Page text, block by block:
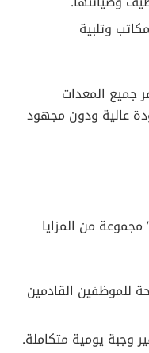
وتلبية
جميع المعدات
عالية ودون مجهود
من المزايا
للموظفين القادمين
وجبة يومية متكاملة.